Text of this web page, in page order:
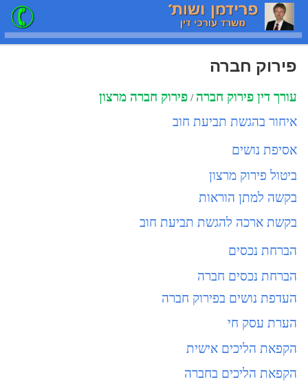
פירוק חברה
עורך דין פירוק חברה / פירוק חברה מרצון
איחור בהגשת תביעת חוב
אסיפת נושים
ביטול פירוק מרצון
בקשה למתן הוראות
בקשת ארכה להגשת תביעת חוב
הברחת נכסים
הברחת נכסים חברה
העדפת נושים בפירוק חברה
הערת עסק חי
הקפאת הליכים אישית
הקפאת הליכים בחברה